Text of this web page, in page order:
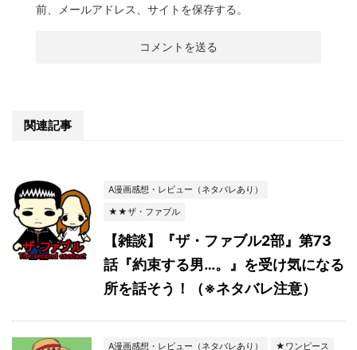
前、メールアドレス、サイトを保存する。
関連記事
A漫画感想・レビュー（ネタバレあり）
★★ザ・ファブル
【雑談】『ザ・ファブル2部』第73
話『約束する男…。』を受け気になる
所を話そう！（※ネタバレ注意）
A漫画感想・レビュー（ネタバレあり） ★ワンピース